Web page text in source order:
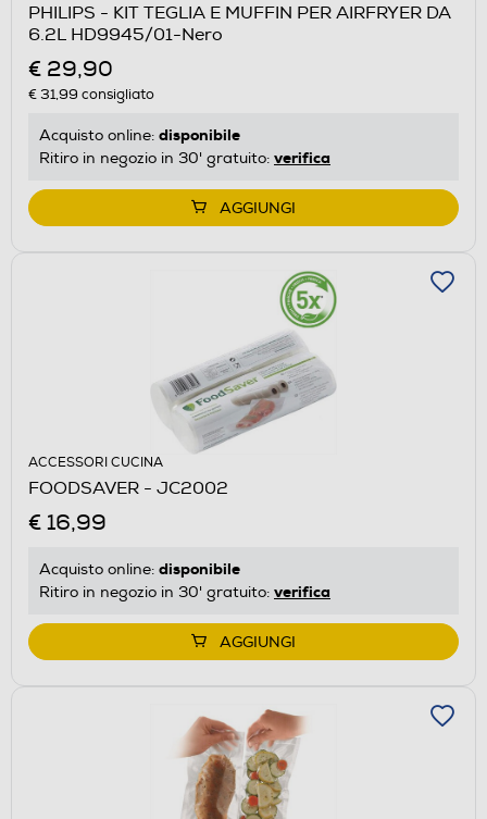
PHILIPS - KIT TEGLIA E MUFFIN PER AIRFRYER DA
6.2L HD9945/01-Nero
€ 29,90
€ 31,99 consigliato
Acquisto online: disponibile
Ritiro in negozio in 30' gratuito: verifica
AGGIUNGI
ACCESSORI CUCINA
FOODSAVER - JC2002
€ 16,99
Acquisto online: disponibile
Ritiro in negozio in 30' gratuito: verifica
AGGIUNGI